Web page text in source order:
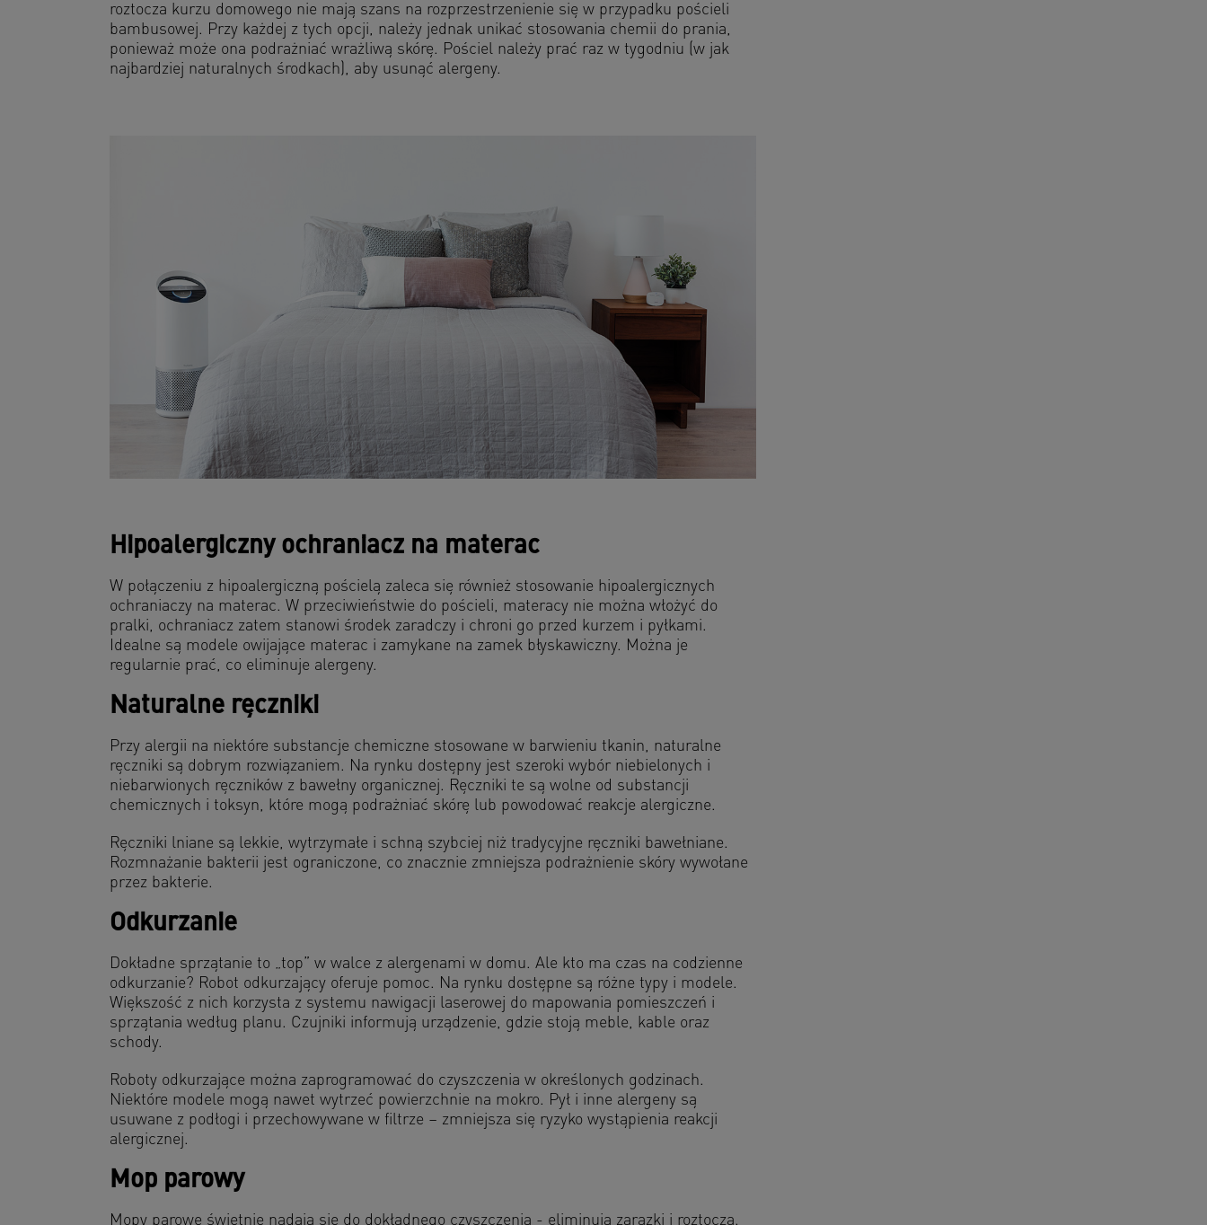
roztocza kurzu domowego nie mają szans na rozprzestrzenienie się w przypadku pościeli
bambusowej. Przy każdej z tych opcji, należy jednak unikać stosowania chemii do prania,
ponieważ może ona podrażniać wrażliwą skórę. Pościel należy prać raz w tygodniu (w jak
najbardziej naturalnych środkach), aby usunąć alergeny.
Hipoalergiczny ochraniacz na materac
W połączeniu z hipoalergiczną pościelą zaleca się również stosowanie hipoalergicznych
ochraniaczy na materac. W przeciwieństwie do pościeli, materacy nie można włożyć do
pralki, ochraniacz zatem stanowi środek zaradczy i chroni go przed kurzem i pyłkami.
Idealne są modele owijające materac i zamykane na zamek błyskawiczny. Można je
regularnie prać, co eliminuje alergeny.
Naturalne ręczniki
Przy alergii na niektóre substancje chemiczne stosowane w barwieniu tkanin, naturalne
ręczniki są dobrym rozwiązaniem. Na rynku dostępny jest szeroki wybór niebielonych i
niebarwionych ręczników z bawełny organicznej. Ręczniki te są wolne od substancji
chemicznych i toksyn, które mogą podrażniać skórę lub powodować reakcje alergiczne.
Ręczniki lniane są lekkie, wytrzymałe i schną szybciej niż tradycyjne ręczniki bawełniane.
Rozmnażanie bakterii jest ograniczone, co znacznie zmniejsza podrażnienie skóry wywołane
przez bakterie.
Odkurzanie
Dokładne sprzątanie to „top” w walce z alergenami w domu. Ale kto ma czas na codzienne
odkurzanie? Robot odkurzający oferuje pomoc. Na rynku dostępne są różne typy i modele.
Większość z nich korzysta z systemu nawigacji laserowej do mapowania pomieszczeń i
sprzątania według planu. Czujniki informują urządzenie, gdzie stoją meble, kable oraz
schody.
Roboty odkurzające można zaprogramować do czyszczenia w określonych godzinach.
Niektóre modele mogą nawet wytrzeć powierzchnie na mokro. Pył i inne alergeny są
usuwane z podłogi i przechowywane w filtrze – zmniejsza się ryzyko wystąpienia reakcji
alergicznej.
Mop parowy
Mopy parowe świetnie nadają się do dokładnego czyszczenia - eliminują zarazki i roztocza.